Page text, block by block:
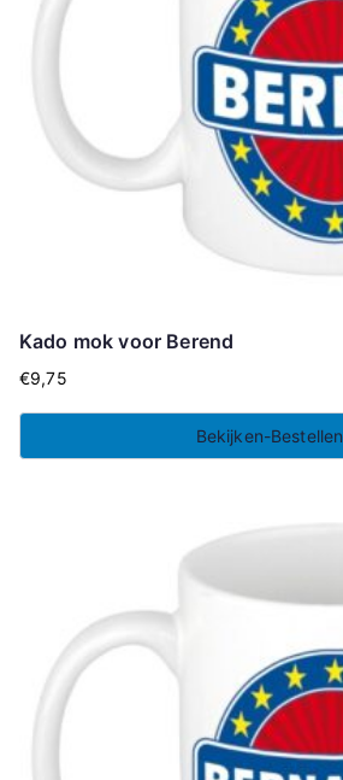
Kado mok voor Berend
€9,75
Bekijken-Bestellen